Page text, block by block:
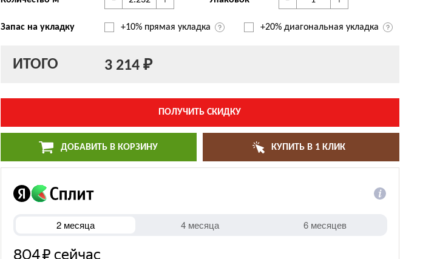
Запас на укладку +10% прямая укладка +20% диагональная укладка
ИТОГО 3 214 ₽
ПОЛУЧИТЬ СКИДКУ
ДОБАВИТЬ В КОРЗИНУ КУПИТЬ В 1 КЛИК